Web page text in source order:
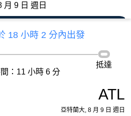
月 9 日 週日
18 小時 2 分內出發
：11 小時 6 分
抵達
ATL
亞特蘭大, 8 月 9 日 週日